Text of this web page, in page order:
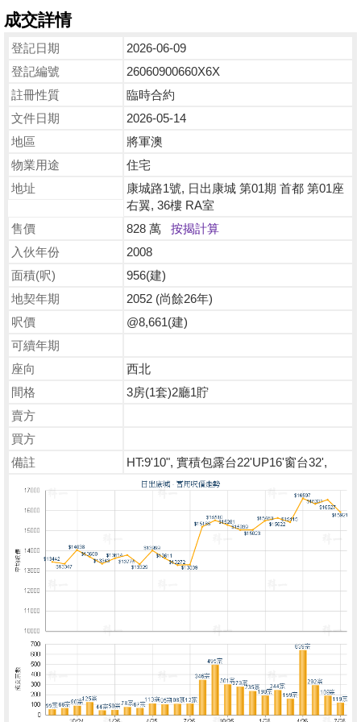
成交詳情
登記日期
2026-06-09
登記編號
26060900660X6X
註冊性質
臨時合約
文件日期
2026-05-14
地區
將軍澳
物業用途
住宅
地址
康城路1號, 日出康城 第01期 首都 第01座
右翼, 36樓 RA室
售價
828 萬 按揭計算
入伙年份
2008
面積(呎)
956(建)
地契年期
2052 (尚餘26年)
呎價
@8,661(建)
可續年期
座向
西北
間格
3房(1套)2廳1貯
賣方
買方
備註
HT:9'10", 實積包露台22'UP16'窗台32',